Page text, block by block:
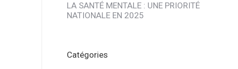
LA SANTÉ MENTALE : UNE PRIORITÉ
NATIONALE EN 2025
Catégories